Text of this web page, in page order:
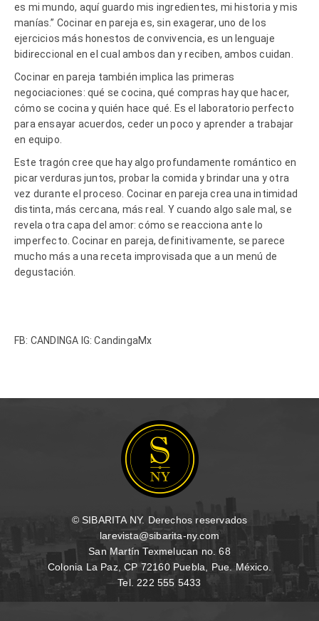
es mi mundo, aquí guardo mis ingredientes, mi historia y mis
manías.” Cocinar en pareja es, sin exagerar, uno de los
ejercicios más honestos de convivencia, es un lenguaje
bidireccional en el cual ambos dan y reciben, ambos cuidan.
Cocinar en pareja también implica las primeras
negociaciones: qué se cocina, qué compras hay que hacer,
cómo se cocina y quién hace qué. Es el laboratorio perfecto
para ensayar acuerdos, ceder un poco y aprender a trabajar
en equipo.
Este tragón cree que hay algo profundamente romántico en
picar verduras juntos, probar la comida y brindar una y otra
vez durante el proceso. Cocinar en pareja crea una intimidad
distinta, más cercana, más real. Y cuando algo sale mal, se
revela otra capa del amor: cómo se reacciona ante lo
imperfecto. Cocinar en pareja, definitivamente, se parece
mucho más a una receta improvisada que a un menú de
degustación.
FB: CANDINGA IG: CandingaMx
© SIBARITA NY. Derechos reservados
larevista@sibarita-ny.com
San Martín Texmelucan no. 68
Colonia La Paz, CP 72160 Puebla, Pue. México.
Tel. 222 555 5433